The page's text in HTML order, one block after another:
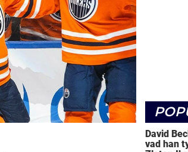
David
vad han